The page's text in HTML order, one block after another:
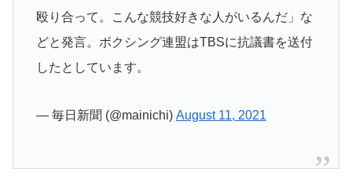
殴り合って。こんな競技好きな人がいるんだ」な
どと発言。ボクシング連盟はTBSに抗議書を送付
したとしています。
— 毎日新聞 (@mainichi) August 11, 2021